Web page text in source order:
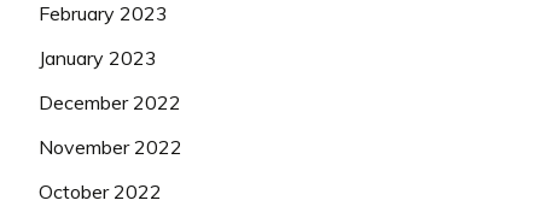
February 2023
January 2023
December 2022
November 2022
October 2022